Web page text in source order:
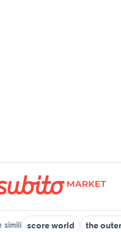
simili score world the